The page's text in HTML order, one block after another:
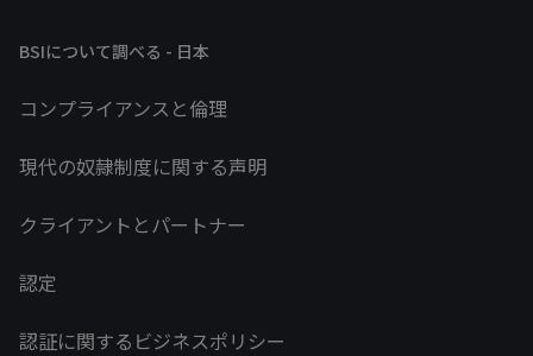
BSIについて調べる - 日本
コンプライアンスと倫理
現代の奴隷制度に関する声明
クライアントとパートナー
認定
認証に関するビジネスポリシー